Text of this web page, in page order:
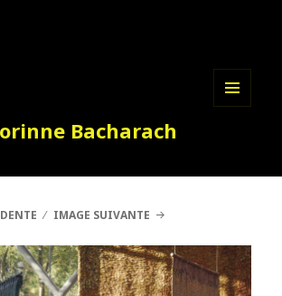
Bacharach
IMAGE SUIVANTE